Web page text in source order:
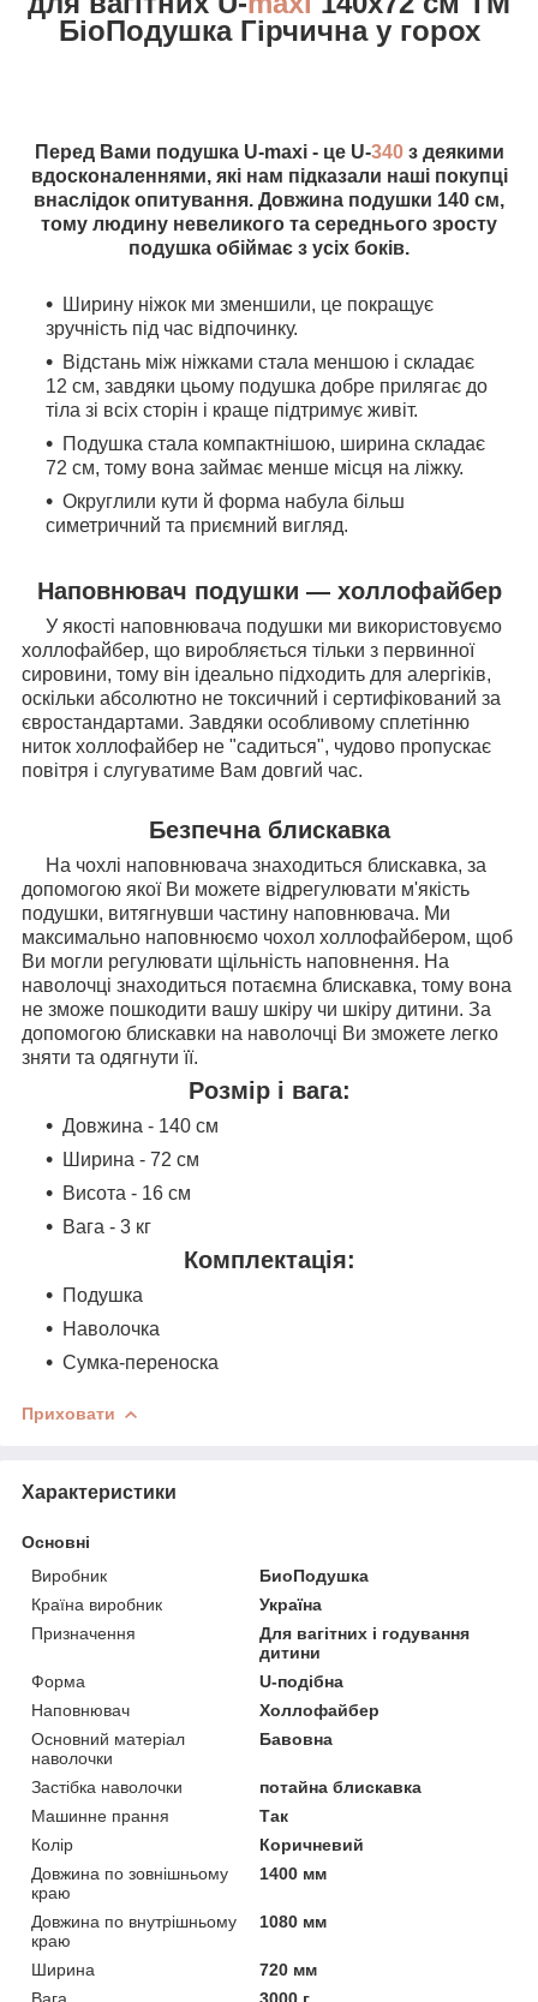
БіоПодушка Гірчична у горох
Перед Вами подушка U-maxi - це U-340з деякими
вдосконаленнями, які нам підказали наші покупці
внаслідок опитування. Довжина подушки 140 см,
тому людину невеликого та середнього зросту
подушка обіймає з усіх боків.
Ширину ніжок ми зменшили, це покращує
зручність під час відпочинку.
Відстань між ніжками стала меншою і складає
12 см, завдяки цьому подушка добре прилягає до
тіла зі всіх сторін і краще підтримує живіт.
Подушка стала компактнішою, ширина складає
72 см, тому вона займає менше місця на ліжку.
Округлили кути й форма набула більш
симетричний та приємний вигляд.
Наповнювач подушки — холлофайбер
У якості наповнювача подушки ми використовуємо
холлофайбер, що виробляється тільки з первинної
сировини, тому він ідеально підходить для алергіків,
оскільки абсолютно не токсичний і сертифікований за
євростандартами. Завдяки особливому сплетінню
ниток холлофайбер не "садиться", чудово пропускає
повітря і слугуватиме Вам довгий час.
Безпечна блискавка
На чохлі наповнювача знаходиться блискавка, за
допомогою якої Ви можете відрегулювати м'якість
подушки, витягнувши частину наповнювача. Ми
максимально наповнюємо чохол холлофайбером, щоб
Ви могли регулювати щільність наповнення. На
наволочці знаходиться потаємна блискавка, тому вона
не зможе пошкодити вашу шкіру чи шкіру дитини. За
допомогою блискавки на наволочці Ви зможете легко
зняти та одягнути її.
Розмір і вага:
Довжина - 140 см
Ширина - 72 см
Висота - 16 см
Вага - 3 кг
Комплектація:
Подушка
Наволочка
Сумка-переноска
Приховати
Характеристики
Основні
Виробник
БиоПодушка
Країна виробник
Україна
Призначення
Для вагітних і годування
дитини
Форма
U-подібна
Наповнювач
Холлофайбер
Основний матеріал
наволочки
Бавовна
Застібка наволочки
потайна блискавка
Машинне прання
Так
Колір
Коричневий
Довжина по зовнішньому
краю
1400 мм
Довжина по внутрішньому
краю
1080 мм
Ширина
720 мм
Вага
3000 г